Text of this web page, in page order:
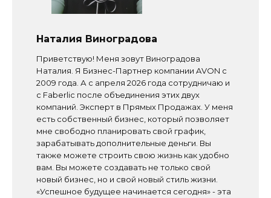
Наталия Виноградова
Приветствую! Меня зовут Виноградова
Наталия. Я Бизнес-Партнер компании AVON с
2009 года. А с апреля 2026 года сотрудничаю и
с Faberlic после объединения этих двух
компаний. Эксперт в Прямых Продажах. У меня
есть собственный бизнес, который позволяет
мне свободно планировать свой график,
зарабатывать дополнительные деньги. Вы
также можете строить свою жизнь как удобно
вам. Вы можете создавать не только свой
новый бизнес, но и свой новый стиль жизни.
«Успешное будущее начинается сегодня» - эта